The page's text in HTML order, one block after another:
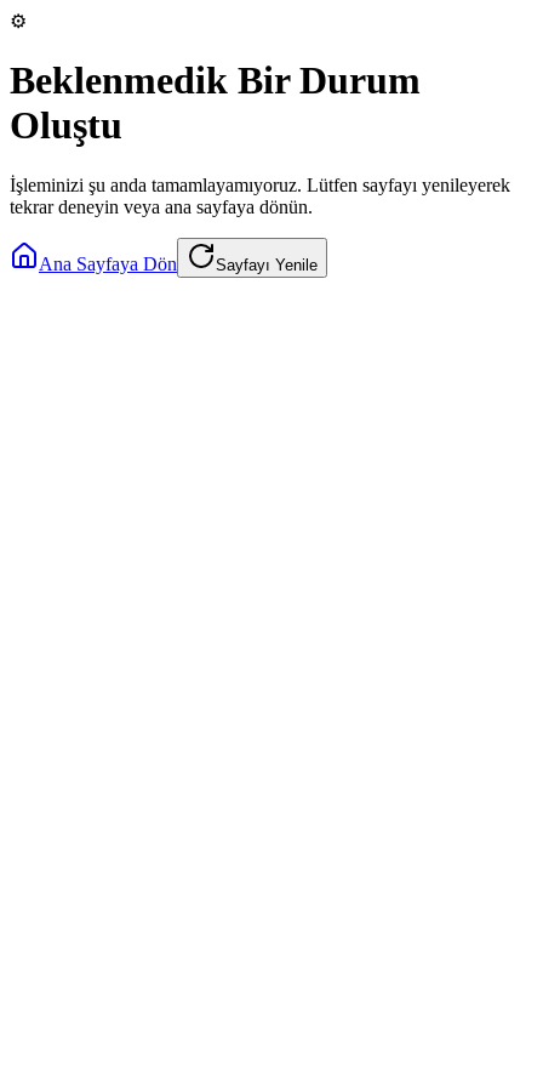
⚙️
Beklenmedik Bir Durum
Oluştu
İşleminizi şu anda tamamlayamıyoruz. Lütfen sayfayı yenileyerek
tekrar deneyin veya ana sayfaya dönün.
Ana Sayfaya Dön Sayfayı Yenile